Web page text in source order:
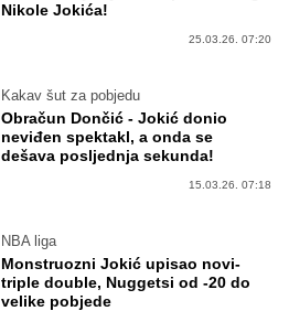
Nikole Jokića!
25.03.26. 07:20
Kakav šut za pobjedu
Obračun Dončić - Jokić donio
neviđen spektakl, a onda se
dešava posljednja sekunda!
15.03.26. 07:18
NBA liga
Monstruozni Jokić upisao novi-
triple double, Nuggetsi od -20 do
velike pobjede